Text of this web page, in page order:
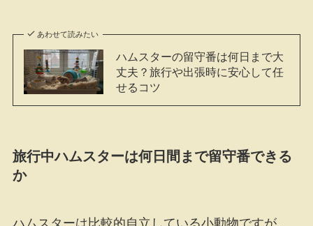
あわせて読みたい
ハムスターの留守番は何日まで大
丈夫？旅行や出張時に安心して任
せるコツ
旅行中ハムスターは何日間まで留守番できる
か